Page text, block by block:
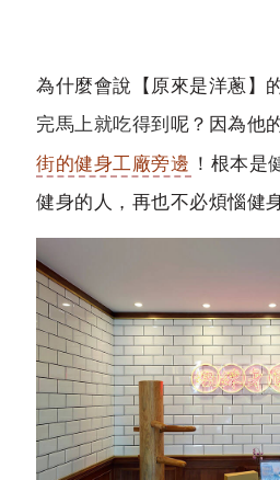
為什麼會說【原來是洋蔥】
完馬上就吃得到 呢？因為他
街的健身工廠旁邊 ！根本是
健身的人，再也不必煩惱健